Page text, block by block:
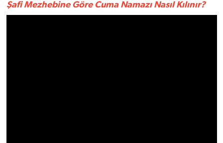
Şafi Mezhebine Göre Cuma Namazı Nasıl Kılınır?